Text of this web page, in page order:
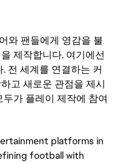
와 팬들에게 영감을 불
제작합니다. 여기에선
전 세계를 연결하는 커
고 새로운 관점을 제시
가 플레이 제작에 참여
platforms in
football with